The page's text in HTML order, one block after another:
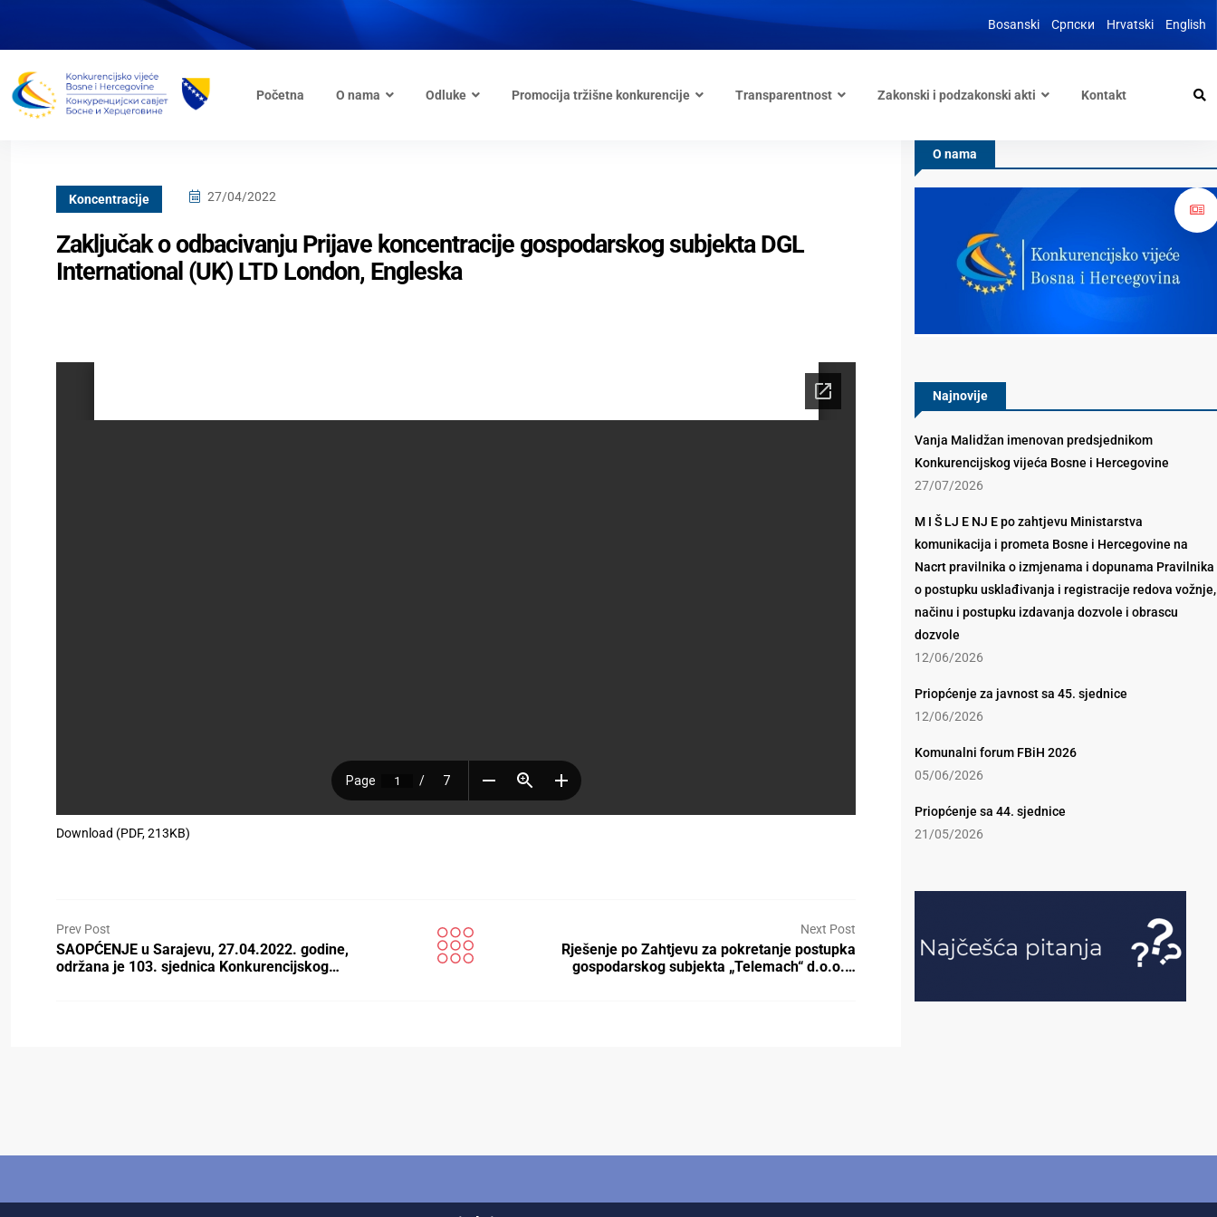
Bosanski Српски Hrvatski English
Početna O nama Odluke Promocija tržišne konkurencije Transparentnost Zakonski i podzakonski akti Kontakt
Koncentracije 27/04/2022
Zaključak o odbacivanju Prijave koncentracije gospodarskog subjekta DGL
International (UK) LTD London, Engleska
Download (PDF, 213KB)
Prev Post
SAOPĆENJE u Sarajevu, 27.04.2022. godine,
održana je 103. sjednica Konkurencijskog…
Next Post
Rješenje po Zahtjevu za pokretanje postupka
gospodarskog subjekta „Telemach“ d.o.o.…
O nama
Najnovije
Vanja Malidžan imenovan predsjednikom
Konkurencijskog vijeća Bosne i Hercegovine
27/07/2026
M I Š LJ E NJ E po zahtjevu Ministarstva
komunikacija i prometa Bosne i Hercegovine na
Nacrt pravilnika o izmjenama i dopunama Pravilnika
o postupku usklađivanja i registracije redova vožnje,
načinu i postupku izdavanja dozvole i obrascu
dozvole
12/06/2026
Priopćenje za javnost sa 45. sjednice
12/06/2026
Komunalni forum FBiH 2026
05/06/2026
Priopćenje sa 44. sjednice
21/05/2026